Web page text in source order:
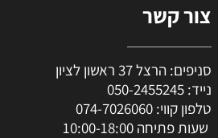
צור קשר
סניפים: הרצל 37 ראשון לציון
נייד: 050-2455245
טלפון קווי: 074-7026060
שעות פתיחה 10:00-18:00